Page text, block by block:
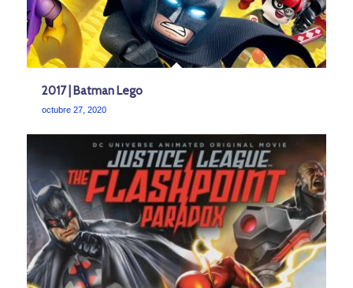
2017 | Batman Lego
octubre 27, 2020